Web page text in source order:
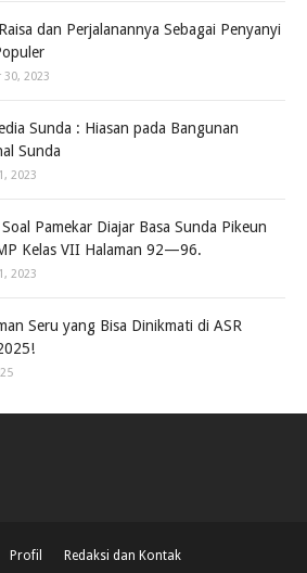
dan Perjalanannya Sebagai Penyanyi
2023
Sunda : Hiasan pada Bangunan
Sunda
2023
Soal Pamekar Diajar Basa Sunda Pikeun
Kelas VII Halaman 92—96.
2023
Seru yang Bisa Dinikmati di ASR
Profil Redaksi dan Kontak